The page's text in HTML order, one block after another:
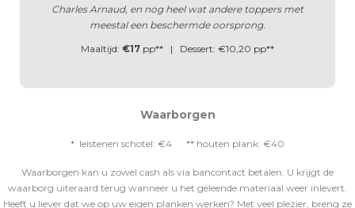
Charles Arnaud, en nog heel wat andere toppers met
meestal een beschermde oorsprong.
Maaltijd: €17 pp** | Dessert: €10,20 pp**
Waarborgen
* leistenen schotel: €4 ** houten plank: €40
Waarborgen kan u zowel cash als via bancontact betalen. U krijgt de
waarborg uiteraard terug wanneer u het geleende materiaal weer inlevert.
Heeft u liever dat we op uw eigen planken werken? Met veel plezier, breng ze